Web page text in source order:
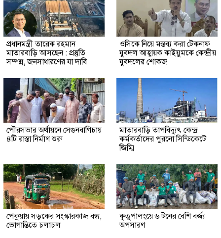
প্রধানমন্ত্রী তারেক রহমান
মাতারবাড়ি আসছেন : প্রস্তুতি
সম্পন্ন, জনসাধারণের যা দাবি
ওসিকে নিয়ে মন্তব্য করা টেকনাফ
যুবদল আহ্বায়ক কাইয়ুমকে কেন্দ্রীয়
যুবদলের শোকজ
পৌরসভার অর্থায়নে সেগুনবাগিচায়
৪টি রাস্তা নির্মাণ শুরু
মাতারবাড়ি তাপবিদ্যুৎ কেন্দ্র
কর্মকর্তাদের পুরনো সিন্ডিকেটে
জিম্মি
পেকুয়ায় সড়কের সংস্কারকাজ বন্ধ,
ভোগান্তিতে চলাচল
কুতুপালংয়ে ৬ টনের বেশি বর্জ্য
অপসারণ